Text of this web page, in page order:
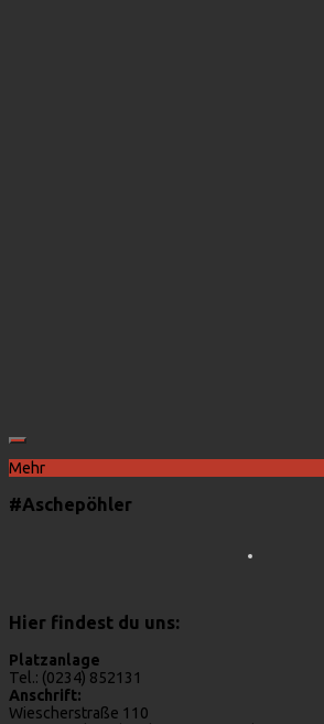
Mehr
#Aschepöhler
Hier findest du uns:
Platzanlage
Tel.: (0234) 852131
Anschrift:
Wiescherstraße 110